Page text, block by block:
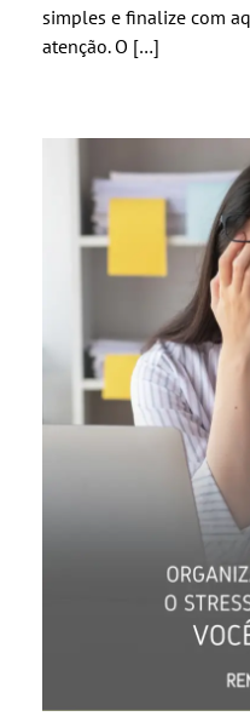
simples e finalize com
atenção. O […]